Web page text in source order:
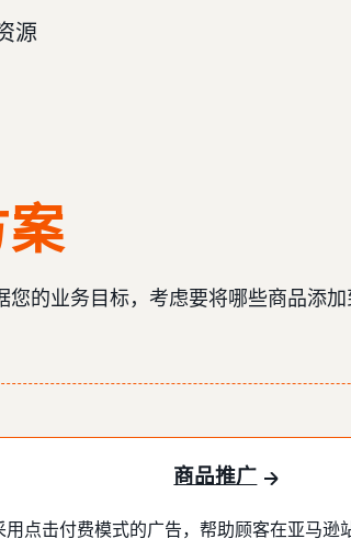
源
的业务目标，考虑要将哪些商品添加
商品推广
用点击付费模式的广告，帮助顾客在亚马逊